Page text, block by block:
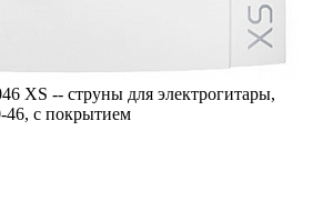
XS -- струны для электрогитары,
46, с покрытием